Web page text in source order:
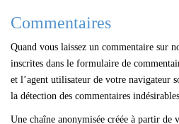
Commentaires
Quand vous laissez un commentaire sur
inscrites dans le formulaire de
et l’agent utilisateur de votre navigateur
la détection des commentaires
Une chaîne anonymisée créée à partir de